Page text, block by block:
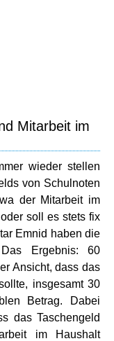
Mitarbeit im
wieder stellen
von Schulnoten
der Mitarbeit im
soll es stets fix
Emnid haben die
Ergebnis: 60
Ansicht, dass das
insgesamt 30
Betrag. Dabei
das Taschengeld
im Haushalt